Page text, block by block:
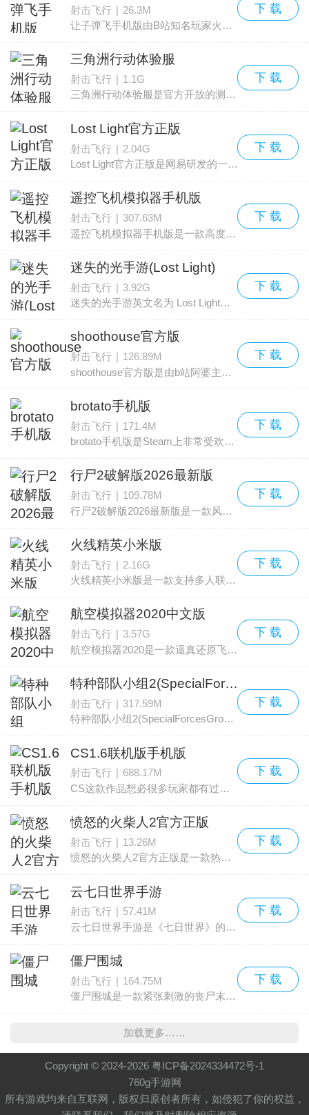
射击飞行 | 26.3M
让子弹飞手机版由B站知名玩家火山哥哥独立开发，是一款卡通风格的射击同人小游戏。游戏支持中文界面，画面趣味十足，把方块脸的麻匪刻画得十分有辨识度。背景音乐中加入了影片里
下 载
三角洲行动体验服
射击飞行 | 1.1G
三角洲行动体验服是官方开放的测试服务器，玩家可以最快速度接触到最新内容和玩法更新，抢先体验未来计划中的新地图、新模式等，并领取大量福利礼包，满足想要抢先尝鲜的需求。在三
下 载
Lost Light官方正版
射击飞行 | 2.04G
Lost Light官方正版是网易研发的一款科幻风格生存射击手游，采用全新3D引擎呈现，画面逼真，射击手感流畅，配乐氛围出色，力求为玩家带来更沉浸的游玩体验。玩家在游戏中将扮演“萤火
下 载
遥控飞机模拟器手机版
射击飞行 | 307.63M
遥控飞机模拟器手机版是一款高度还原的全新遥控飞机模拟手游，英文名为Real RC Flight Sim 2023。画面采用3D高清写实风格，音效逼真，真实还原飞机起降与飞行场景。玩家将操控遥
下 载
迷失的光手游(Lost Light)
射击飞行 | 3.92G
迷失的光手游英文名为 Lost Light，是网易推出的一款动作射击生存类手游。游戏采用顶级3D引擎打造，画面场景、枪械建模与角色刻画等方面表现非常出色。再加上新上线的地图与玩
下 载
shoothouse官方版
射击飞行 | 126.89M
shoothouse官方版是由b站阿婆主CroakFang制作并推出的一款第一人称射击游戏。虽然采用低模风格，但画面表现、枪械细节、武器种类以及人物立绘都处理得相当用心。游戏内设有团
下 载
brotato手机版
射击飞行 | 171.4M
brotato手机版是Steam上非常受欢迎的一款带有roguelite要素的垂直移动竞技场射击手游，中文常译为“土豆兄弟”。游戏采用俯视竞技场视角，讲述一艘来自土豆世界的飞船坠落到外
下 载
行尸2破解版2026最新版
射击飞行 | 109.78M
行尸2破解版2026最新版是一款风格独特的3D像素生存射击游戏。背景设定在僵尸灾难爆发的时代，城市被大量丧尸和各种怪物占据。它们分布广泛，类型丰富，数量庞大，任何响动都会吸引
下 载
火线精英小米版
射击飞行 | 2.16G
火线精英小米版是一款支持多人联机对战的FPS射击手游，该版本由官方专为小米手机用户打造，玩家可用小米账号登录，并能领取小米渠道服专属礼包。针对小米各系列机型做了专项优化，
下 载
航空模拟器2020中文版
射击飞行 | 3.57G
航空模拟器2020是一款逼真还原飞行体验的模拟类游戏。作为该飞机模拟系列的最新作品，为玩家带来更加接近现实的操控感受。利用先进的图形引擎和渲染技术，呈现出震撼的视觉效果
下 载
特种部队小组2(SpecialForcesGroup2)
射击飞行 | 317.59M
特种部队小组2(SpecialForcesGroup2)是一款经典的动作射击类手机游戏，也是《特种部队小组》系列的第二部作品。相较于前作，增加了爆破等玩法，画面表现也更为细腻，建模、贴图与界
下 载
CS1.6联机版手机版
射击飞行 | 688.17M
CS这款作品想必很多玩家都有过接触，除了经典的端游版本外，还有手机版可玩。这里为大家带来的是CS1.6联机版手机版，这个版本支持多人在线对战，是一款节奏快的第一人称射击手游。
下 载
愤怒的火柴人2官方正版
射击飞行 | 13.26M
愤怒的火柴人2官方正版是一款热度很高的横版动作射击游戏。玩家要操控火柴人不断跳跃来闪避敌人的子弹，并用强劲的火力压制并击败对手。操作采用常见的虚拟摇杆布局，左侧为移
下 载
云七日世界手游
射击飞行
57.41M
云七日世界手游是《七日世界》的官方云游戏形态，借助云端技术将完整游戏内容以超小包体形式呈现，让玩家享受免更新、高画质、高帧率与低延迟的流畅体验，适合内存有限或设备性能
下 载
僵尸围城
射击飞行 | 164.75M
僵尸围城是一款紧张刺激的丧尸末日射击类手游，画面制作精良，场景细节丰富，玩家容易沉浸在末日世界，体验用枪械清理丧尸群的畅快感。玩家需要举起武器抵御一波接一波靠近的僵尸潮
下 载
加载更多……
Copyright © 2024-2026 粤ICP备2024334472号-1
760g手游网
所有游戏均来自互联网，版权归原创者所有，如侵犯了你的权益，